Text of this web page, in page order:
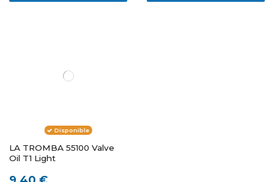
Disponible
LA TROMBA 55100 Valve
Oil T1 Light